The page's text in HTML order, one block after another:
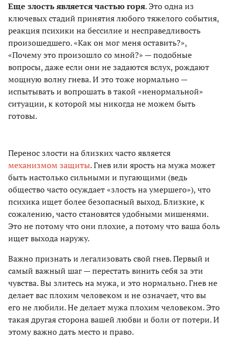
Еще злость является частью горя. Это одна из
ключевых стадий принятия любого тяжелого события,
реакция психики на бессилие и несправедливость
произошедшего. «Как он мог меня оставить?»,
«Почему это произошло со мной?» — подобные
вопросы, даже если они не задаются вслух, рождают
мощную волну гнева. И это тоже нормально —
испытывать и вопрошать в такой «ненормальной»
ситуации, к которой мы никогда не можем быть
готовы.
Перенос злости на близких часто является
механизмом защиты. Гнев или ярость на мужа может
быть настолько сильными и пугающими (ведь
общество часто осуждает «злость на умершего»), что
психика ищет более безопасный выход. Близкие, к
сожалению, часто становятся удобными мишенями.
Это не потому что они плохие, а потому что ваша боль
ищет выхода наружу.
Важно признать и легализовать свой гнев. Первый и
самый важный шаг — перестать винить себя за эти
чувства. Вы злитесь на мужа, и это нормально. Гнев не
делает вас плохим человеком и не означает, что вы
его не любили. Не делает мужа плохим человеком. Это
такая другая сторона вашей любви и боли от потери. И
этому важно дать место и право.